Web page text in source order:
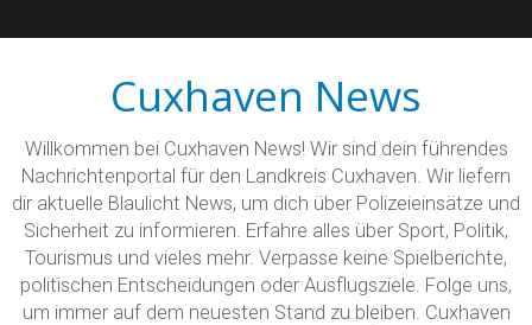
Cuxhaven News
Willkommen bei Cuxhaven News! Wir sind dein führendes
Nachrichtenportal für den Landkreis Cuxhaven. Wir liefern
dir aktuelle Blaulicht News, um dich über Polizeieinsätze und
Sicherheit zu informieren. Erfahre alles über Sport, Politik,
Tourismus und vieles mehr. Verpasse keine Spielberichte,
politischen Entscheidungen oder Ausflugsziele. Folge uns,
um immer auf dem neuesten Stand zu bleiben. Cuxhaven